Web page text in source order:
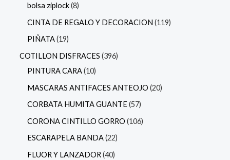
bolsa ziplock 8
CINTA DE REGALO Y DECORACION 119
PIÑATA 19
COTILLON DISFRACES 396
PINTURA CARA 10
MASCARAS ANTIFACES ANTEOJO 20
CORBATA HUMITA GUANTE 57
CORONA CINTILLO GORRO 106
ESCARAPELA BANDA 22
FLUOR Y LANZADOR 40